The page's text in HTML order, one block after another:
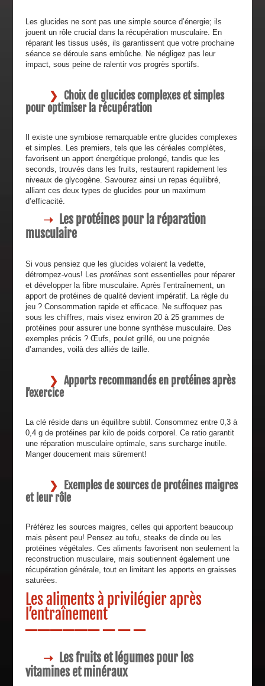
Les glucides ne sont pas une simple source d’énergie; ils
jouent un rôle crucial dans la récupération musculaire. En
réparant les tissus usés, ils garantissent que votre prochaine
séance se déroule sans embûche. Ne négligez pas leur
impact, sous peine de ralentir vos progrès sportifs.
Choix de glucides complexes et simples
pour optimiser la récupération
Il existe une symbiose remarquable entre glucides complexes
et simples. Les premiers, tels que les céréales complètes,
favorisent un apport énergétique prolongé, tandis que les
seconds, trouvés dans les fruits, restaurent rapidement les
niveaux de glycogène. Savourez ainsi un repas équilibré,
alliant ces deux types de glucides pour un maximum
d’efficacité.
Les protéines pour la réparation
musculaire
Si vous pensiez que les glucides volaient la vedette,
détrompez-vous! Les protéines sont essentielles pour réparer
et développer la fibre musculaire. Après l’entraînement, un
apport de protéines de qualité devient impératif. La règle du
jeu ? Consommation rapide et efficace. Ne suffoquez pas
sous les chiffres, mais visez environ 20 à 25 grammes de
protéines pour assurer une bonne synthèse musculaire. Des
exemples précis ? Œufs, poulet grillé, ou une poignée
d’amandes, voilà des alliés de taille.
Apports recommandés en protéines après
l’exercice
La clé réside dans un équilibre subtil. Consommez entre 0,3 à
0,4 g de protéines par kilo de poids corporel. Ce ratio garantit
une réparation musculaire optimale, sans surcharge inutile.
Manger doucement mais sûrement!
Exemples de sources de protéines maigres
et leur rôle
Préférez les sources maigres, celles qui apportent beaucoup
mais pèsent peu! Pensez au tofu, steaks de dinde ou les
protéines végétales. Ces aliments favorisent non seulement la
reconstruction musculaire, mais soutiennent également une
récupération générale, tout en limitant les apports en graisses
saturées.
Les aliments à privilégier après
l’entraînement
Les fruits et légumes pour les
vitamines et minéraux